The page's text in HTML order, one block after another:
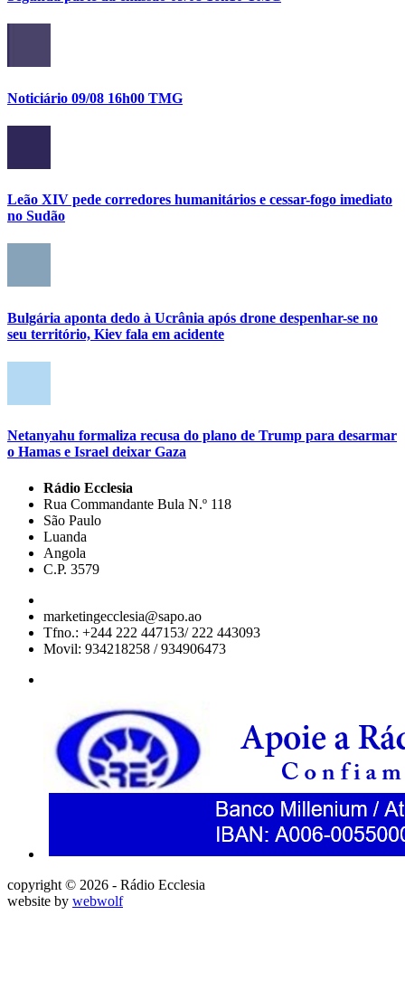
Noticiário 09/08 16h00 TMG
Leão XIV pede corredores humanitários e cessar-fogo imediato
no Sudão
Bulgária aponta dedo à Ucrânia após drone despenhar-se no
seu território, Kiev fala em acidente
Netanyahu formaliza recusa do plano de Trump para desarmar
o Hamas e Israel deixar Gaza
Rádio Ecclesia
Rua Commandante Bula N.º 118
São Paulo
Luanda
Angola
C.P. 3579
marketingecclesia@sapo.ao
Tfno.: +244 222 447153/ 222 443093
Movil: 934218258 / 934906473
copyright © 2026 - Rádio Ecclesia
website by webwolf